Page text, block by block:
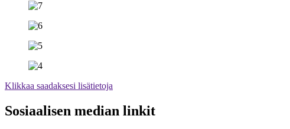
Klikkaa saadaksesi lisätietoja
Sosiaalisen median linkit